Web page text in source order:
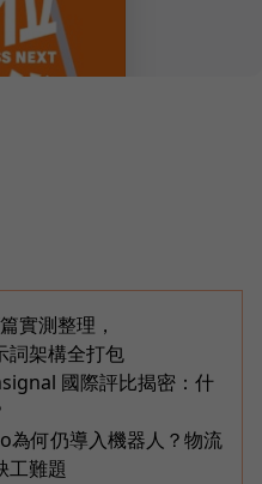
實測整理，
架構全打包
國際評比揭密：什
何仍導入機器人？物流
工難題